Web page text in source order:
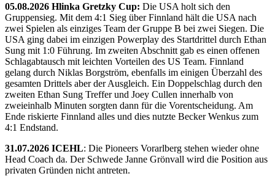
05.08.2026 Hlinka Gretzky Cup: Die USA holt sich den
Gruppensieg. Mit dem 4:1 Sieg über Finnland hält die USA nach
zwei Spielen als einziges Team der Gruppe B bei zwei Siegen. Die
USA ging dabei im einzigen Powerplay des Startdrittel durch Ethan
Sung mit 1:0 Führung. Im zweiten Abschnitt gab es einen offenen
Schlagabtausch mit leichten Vorteilen des US Team. Finnland
gelang durch Niklas Borgström, ebenfalls im einigen Überzahl des
gesamten Drittels aber der Ausgleich. Ein Doppelschlag durch den
zweiten Ethan Sung Treffer und Joey Cullen innerhalb von
zweieinhalb Minuten sorgten dann für die Vorentscheidung. Am
Ende riskierte Finnland alles und dies nutzte Becker Wenkus zum
4:1 Endstand.
31.07.2026 ICEHL: Die Pioneers Vorarlberg stehen wieder ohne
Head Coach da. Der Schwede Janne Grönvall wird die Position aus
privaten Gründen nicht antreten.